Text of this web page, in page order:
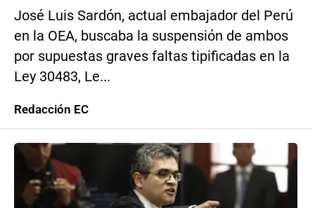
José Luis Sardón, actual embajador del Perú
en la OEA, buscaba la suspensión de ambos
por supuestas graves faltas tipificadas en la
Ley 30483, Le...
Redacción EC